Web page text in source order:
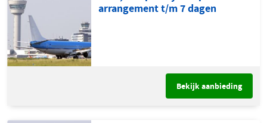
arrangement t/m 7 dagen
Bekijk aanbieding